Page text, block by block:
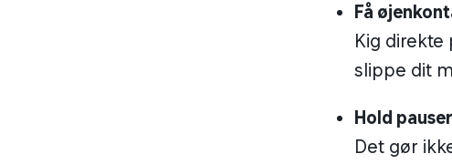
Få
Kig
slippe dit
Hold pauser
Det gør